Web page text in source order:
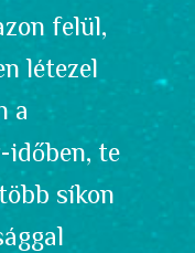
felül,
létezel
a
időben, te
síkon